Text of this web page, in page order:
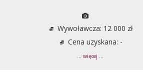
Wywoławcza: 12 000 zł
Cena uzyskana: -
... więcej ...